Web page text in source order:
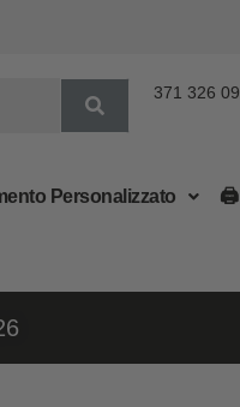
371 326
Personalizzato 🖨